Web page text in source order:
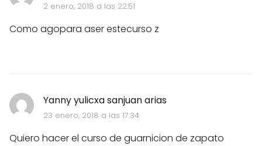
2 enero, 2018 a las 22:51
Como agopara aser estecurso z
Yanny yulicxa sanjuan arias
23 enero, 2018 a las 17:34
Quiero hacer el curso de guarnicion de zapato